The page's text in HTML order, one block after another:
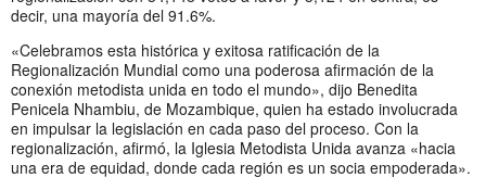
decir, una mayoría del 91.6%.
«Celebramos esta histórica y exitosa ratificación de la
Regionalización Mundial como una poderosa afirmación de la
conexión metodista unida en todo el mundo», dijo Benedita
Penicela Nhambiu, de Mozambique, quien ha estado involucrada
en impulsar la legislación en cada paso del proceso. Con la
regionalización, afirmó, la Iglesia Metodista Unida avanza «hacia
una era de equidad, donde cada región es un socia empoderada».